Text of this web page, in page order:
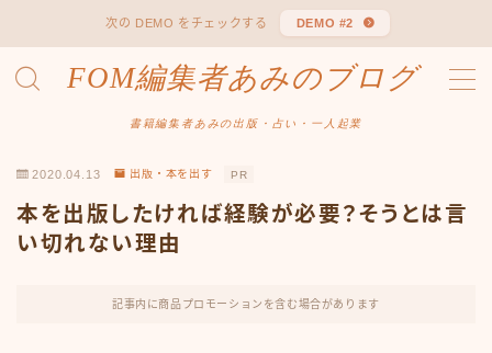
次の DEMO をチェックする DEMO #2
FOM編集者あみのブログ
書籍編集者あみの出版・占い・一人起業
MENU
デモプリセット記事 #1
プライバシーポリシー
プライバシーポリシー
ランキング
出版知識０でもスピリチュアル本を出してビジネスに生
2020.04.13 出版・本を出す PR
本を出版したければ経験が必要？そうとは言
い切れない理由
記事内に商品プロモーションを含む場合があります